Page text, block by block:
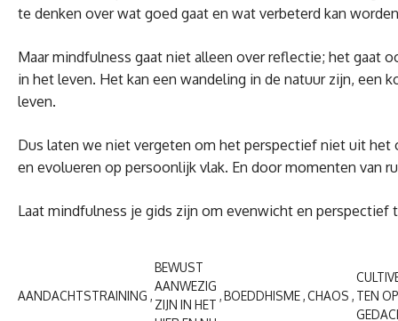
te denken over wat goed gaat en wat verbeterd kan
Maar mindfulness gaat niet alleen over reflectie; het gaat
in het leven. Het kan een wandeling in de natuur zijn,
leven.
Dus laten we niet vergeten om het perspectief niet uit het
en evolueren op persoonlijk vlak. En door momenten van
Laat mindfulness je gids zijn om evenwicht en perspectief
AANDACHTSTRAINING
BEWUST
AANWEZIG
ZIJN IN HET
BOEDDHISME CHAOS TEN